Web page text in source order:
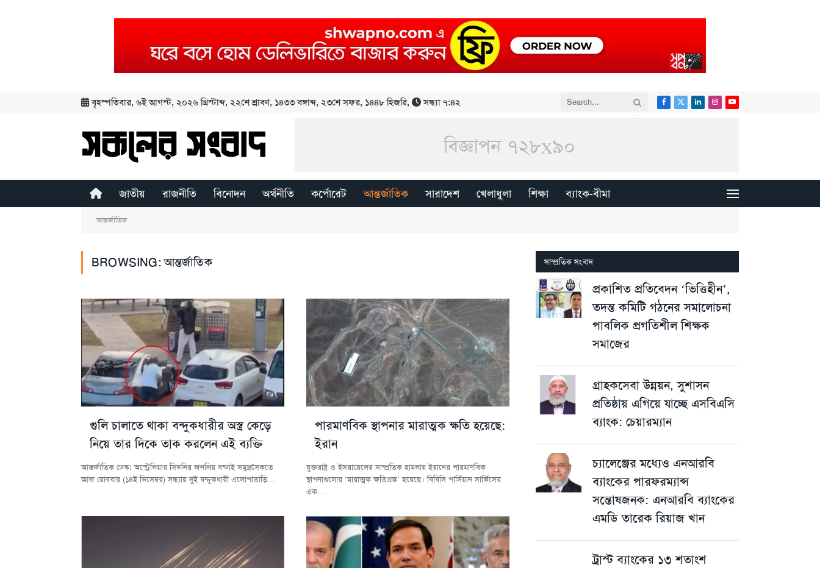
বৃহস্পতিবার, ৬ই আগস্ট, ২০২৬ খ্রিস্টাব্দ, ২২শে শ্রাবণ, ১৪৩৩ বঙ্গাব্দ, ২৩শে সফর, ১৪৪৮ হিজরি, সন্ধ্যা ৭:৪২ Facebook
X
LinkedInInstagram
YouTube
জাতীয় রাজনীতি বিনোদন অর্থনীতি কর্পোরেট আন্তর্জাতিক সারাদেশ খেলাধুলা শিক্ষা ব্যাংক-বীমা
আন্তর্জাতিক
BROWSING:আন্তর্জাতিক
গুলি চালাতে থাকা বন্দুকধারীর অস্ত্র কেড়ে
নিয়ে তার দিকে তাক করলেন এই ব্যক্তি
আন্তর্জাতিক ডেস্ক: অস্ট্রেলিয়ার সিডনির জনপ্রিয় বন্ডাই সমুদ্রসৈকতে
আজ রোববার (১৪ই ডিসেম্বর) সন্ধ্যায় দুই বন্দুকধারী এলোপাতাড়ি…
পারমাণবিক স্থাপনার মারাত্মক ক্ষতি হয়েছে:
ইরান
যুক্তরাষ্ট্র ও ইসরায়েলের সাম্প্রতিক হামলায় ইরানের পারমাণবিক
স্থাপনাগুলোর ‘মারাত্মক ক্ষতিগ্রস্ত’ হয়েছে। বিবিসি পার্সিয়ান সার্ভিসের
এক…
সাম্প্রতিক সংবাদ
প্রকাশিত প্রতিবেদন ‘ভিত্তিহীন’,
তদন্ত কমিটি গঠনের সমালোচনা
পাবলিক প্রগতিশীল শিক্ষক
সমাজের
গ্রাহকসেবা উন্নয়ন, সুশাসন
প্রতিষ্ঠায় এগিয়ে যাচ্ছে এসবিএসি
ব্যাংক: চেয়ারম্যান
চ্যালেঞ্জের মধ্যেও এনআরবি
ব্যাংকের পারফরম্যান্স
সন্তোষজনক: এনআরবি ব্যাংকের
এমডি তারেক রিয়াজ খান
ট্রাস্ট ব্যাংকের ১৩ শতাংশ